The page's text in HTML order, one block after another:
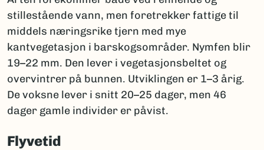
stillestående vann, men foretrekker fattige til
middels næringsrike tjern med mye
kantvegetasjon i barskogsområder. Nymfen blir
19–22 mm. Den lever i vegetasjonsbeltet og
overvintrer på bunnen. Utviklingen er 1–3 årig.
De voksne lever i snitt 20–25 dager, men 46
dager gamle individer er påvist.
Flyvetid